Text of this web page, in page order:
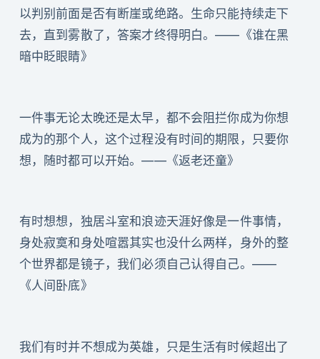
以判别前面是否有断崖或绝路。生命只能持续走下
去，直到雾散了，答案才终得明白。——《谁在黑
暗中眨眼睛》
一件事无论太晚还是太早，都不会阻拦你成为你想
成为的那个人，这个过程没有时间的期限，只要你
想，随时都可以开始。——《返老还童》
有时想想，独居斗室和浪迹天涯好像是一件事情，
身处寂寞和身处喧嚣其实也没什么两样，身外的整
个世界都是镜子，我们必须自己认得自己。——
《人间卧底》
我们有时并不想成为英雄，只是生活有时候超出了